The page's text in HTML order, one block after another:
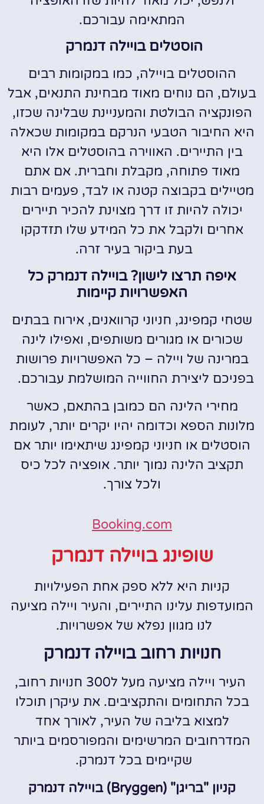
המתאימה עבורכם.
הוסטלים בויילה דנמרק
ההוסטלים בויילה, כמו במקומות רבים
בעולם, הם נוחים מאוד מבחינת התנאים, אבל
הפונקציה הבולטת והמעניינת שבלינה שכזו,
היא החיבור הטבעי הנרקם במקומות שכאלה
בין התיירים. האווירה בהוסטלים אלו היא
מאוד פתוחה, מקבלת וחברית. אם אתם
מטיילים בקבוצה קטנה או לבד, פעמים רבות
יכולה להיות זו דרך מצוינת להכיר תיירים
אחרים ולקבל את כל המידע שלו תזדקקו
בעת ביקור בעיר זרה.
איפה תרצו לישון? בויילה דנמרק כל
האפשרויות קיימות
שטחי קמפינג, חניוני קרוואנים, אירוח בבתים
שכורים או מגורים משותפים, ואפילו לינה
במרינה של ויילה – כל האפשרויות פרושות
בפניכם ליצירת החווייה המושלמת עבורכם.
מחירי הלינה הם כמובן בהתאם, כאשר
מלונות הספא וכדומה יהיו יקרים יותר, לעומת
הוסטלים או חניוני קמפינג שיתאימו יותר אם
תקציב הלינה נמוך יותר. אופציה לכל כיס
ולכל צורך.
Booking.com
שופינג בויילה דנמרק
קניות היא ללא ספק אחת הפעילויות
המועדפות עלינו התיירים, והעיר ויילה מציעה
לנו מגוון נפלא של אפשרויות.
חנויות רחוב בויילה דנמרק
העיר ויילה מציעה מעל ל300 חנויות רחוב,
בכל התחומים והתקציבים. את עיקרן תוכלו
למצוא בליבה של העיר, לאורך אחד
המדרחובים המרשימים והמפורסמים ביותר
שקיימים בכל דנמרק.
קניון "בריגן" (Bryggen) בויילה דנמרק